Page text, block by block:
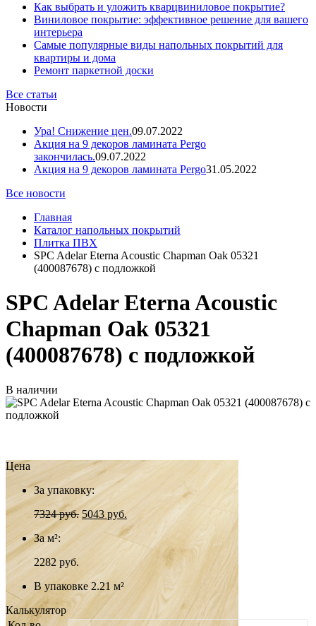
Как выбрать и уложить кварцвиниловое покрытие?
Виниловое покрытие: эффективное решение для вашего
интерьера
Самые популярные виды напольных покрытий для
квартиры и дома
Ремонт паркетной доски
Все статьи
Новости
Ура! Снижение цен.09.07.2022
Акция на 9 декоров ламината Pergo
закончилась.09.07.2022
Акция на 9 декоров ламината Pergo31.05.2022
Все новости
Главная
Каталог напольных покрытий
Плитка ПВХ
SPC Adelar Eterna Acoustic Chapman Oak 05321
(400087678) с подложкой
SPC Adelar Eterna Acoustic
Chapman Oak 05321
(400087678) с подложкой
В наличии
Цена
За упаковку:
7324руб. 5043 руб.
За м²:
2282 руб.
В упаковке 2.21 м²
Калькулятор